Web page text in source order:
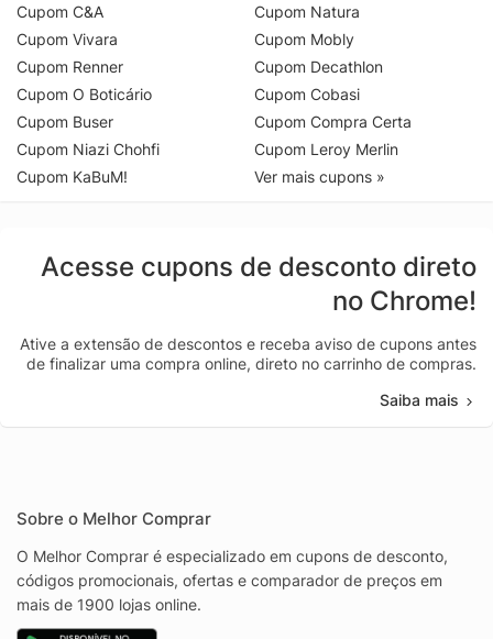
Cupom C&A
Cupom Vivara
Cupom Renner
Cupom O Boticário
Cupom Buser
Cupom Niazi Chohfi
Cupom KaBuM!
Cupom Natura
Cupom Mobly
Cupom Decathlon
Cupom Cobasi
Cupom Compra Certa
Cupom Leroy Merlin
Ver mais cupons »
Acesse cupons de desconto direto
no Chrome!
Ative a extensão de descontos e receba aviso de cupons antes
de finalizar uma compra online, direto no carrinho de compras.
Saiba mais
Sobre o Melhor Comprar
O Melhor Comprar é especializado em cupons de desconto,
códigos promocionais, ofertas e comparador de preços em
mais de 1900 lojas online.